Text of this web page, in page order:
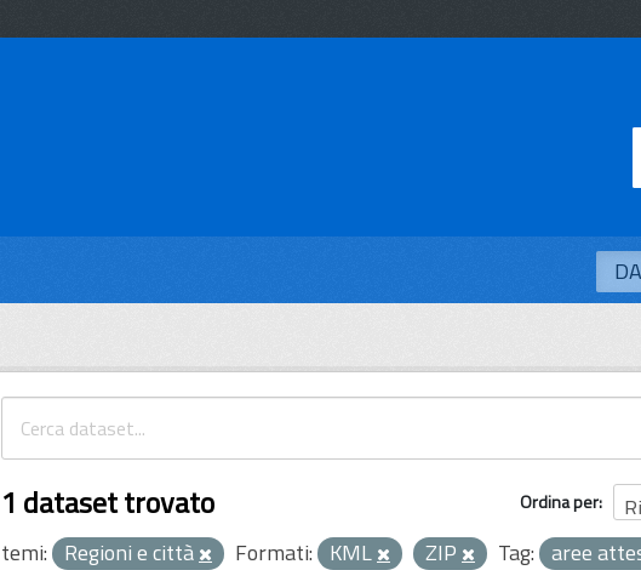
Ordina per
1 dataset trovato
temi: Regioni e città Formati: KML ZIP Tag: aree